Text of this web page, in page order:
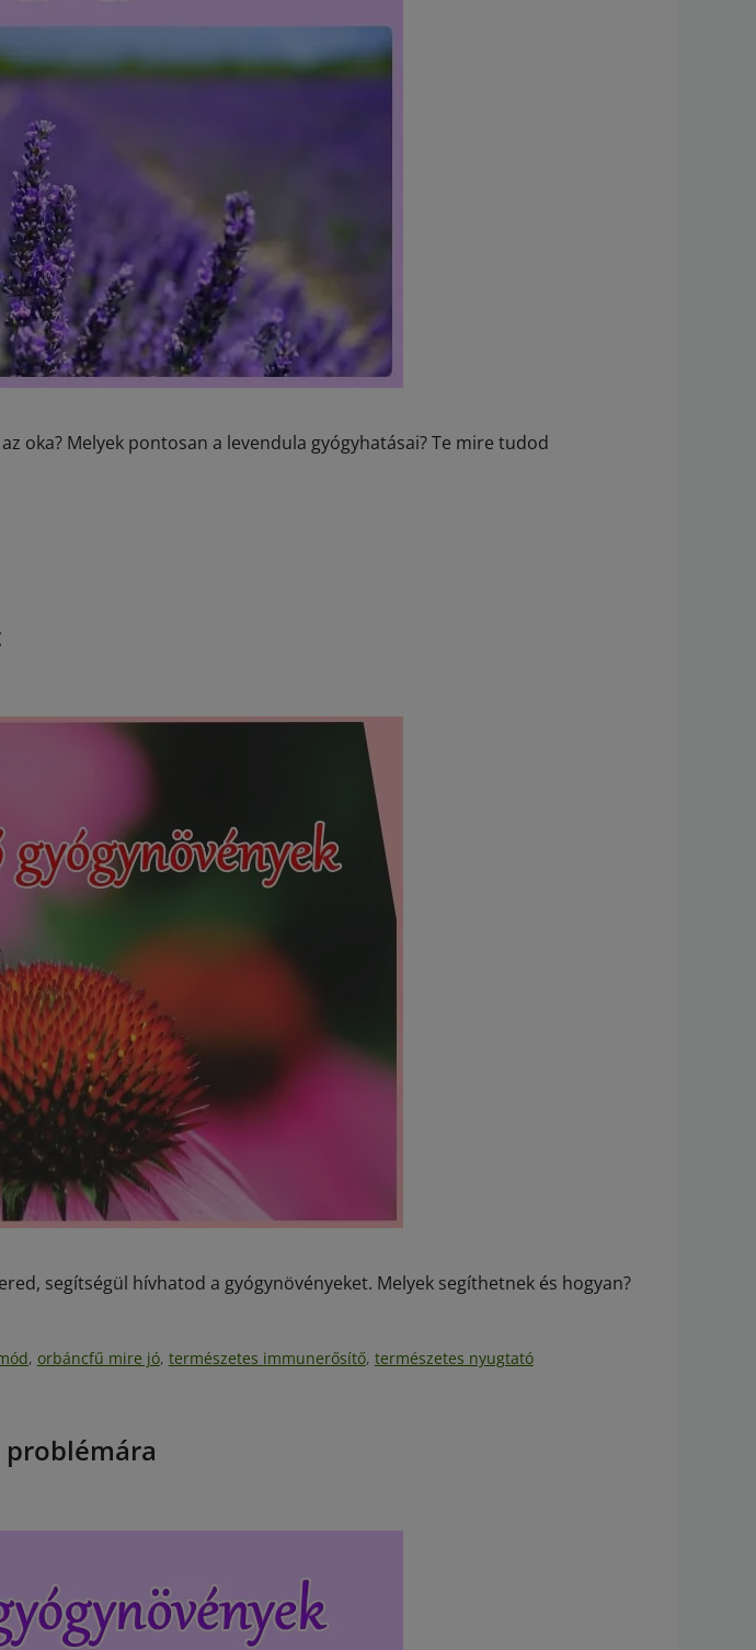
oka? Melyek pontosan a levendula gyógyhatásai? Te mire tudod
segítségül hívhatod a gyógynövényeket. Melyek segíthetnek és hogyan?
, orbáncfű mire jó, természetes immunerősítő, természetes nyugtató
problémára